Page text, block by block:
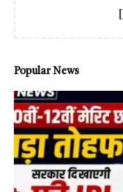
Popular News